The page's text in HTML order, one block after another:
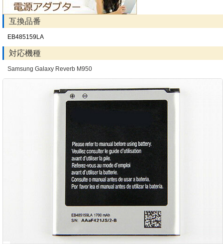
互換品番
EB485159LA
対応機種
Samsung Galaxy Reverb M950